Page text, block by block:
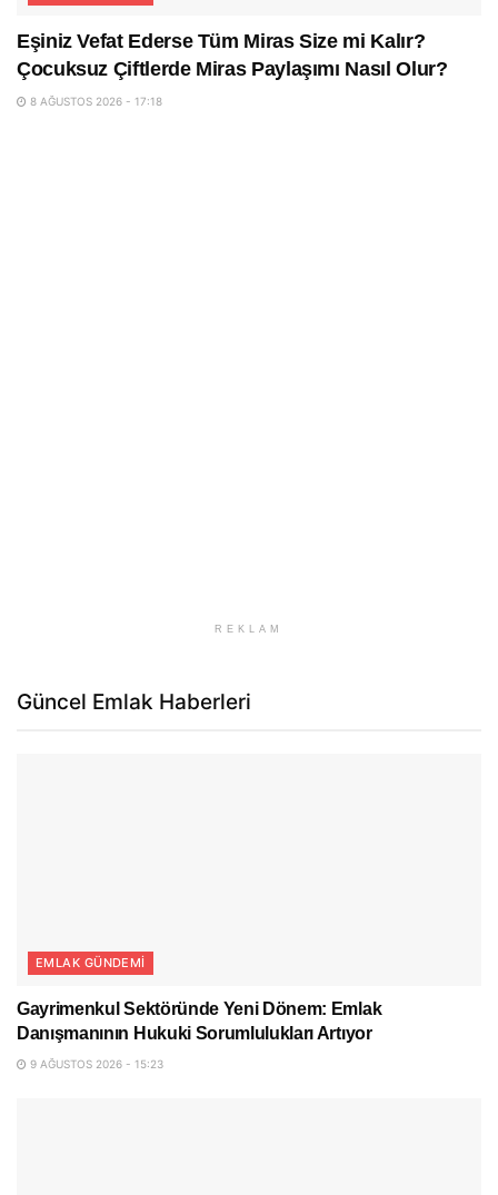
Eşiniz Vefat Ederse Tüm Miras Size mi Kalır?
Çocuksuz Çiftlerde Miras Paylaşımı Nasıl Olur?
8 AĞUSTOS 2026 - 17:18
REKLAM
Güncel Emlak Haberleri
EMLAK GÜNDEMI
Gayrimenkul Sektöründe Yeni Dönem: Emlak
Danışmanının Hukuki Sorumlulukları Artıyor
9 AĞUSTOS 2026 - 15:23